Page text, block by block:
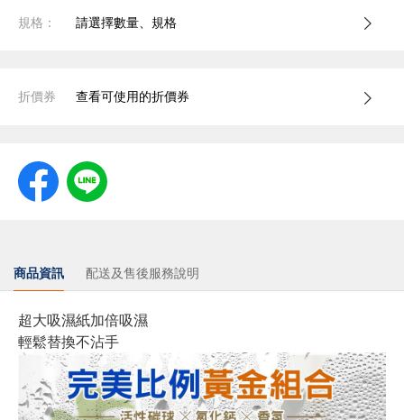
規格： 請選擇數量、規格
折價券 查看可使用的折價券
商品資訊 配送及售後服務說明
超大吸濕紙加倍吸濕
輕鬆替換不沾手